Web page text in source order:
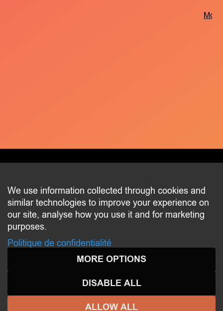
CONTACT
2 beim Schlass
L-8058 Bertrange
We use information collected through cookies and
similar technologies to improve your experience on
our site, analyse how you use it and for marketing
purposes.
Politique de confidentialité
MORE OPTIONS
DISABLE ALL
ALLOW ALL